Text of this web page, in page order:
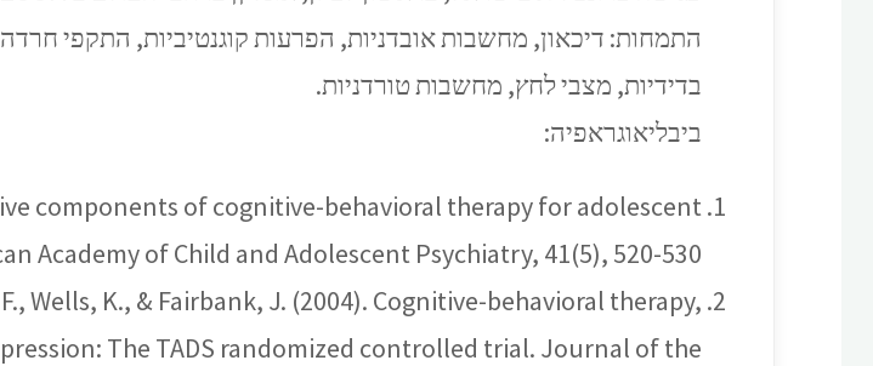
התמחות: דיכאון, מחשבות אובדניות, הפרעות קוגנטיביות, התקפי
בדידיות, מצבי לחץ, מחשבות טורדניות.
ביבליאוגראפיה:
components of cognitive-behavioral therapy for adolescent
Academy of Child and Adolescent Psychiatry, 41(5), 520-530.
Wells, K., & Fairbank, J. (2004). Cognitive-behavioral therapy,
The TADS randomized controlled trial. Journal of the